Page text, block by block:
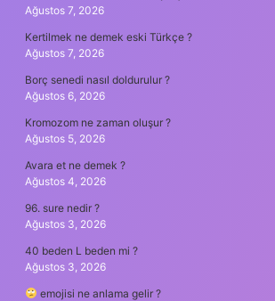
Ağustos 7, 2026
Kertilmek ne demek eski Türkçe ?
Ağustos 7, 2026
Borç senedi nasıl doldurulur ?
Ağustos 6, 2026
Kromozom ne zaman oluşur ?
Ağustos 5, 2026
Avara et ne demek ?
Ağustos 4, 2026
96. sure nedir ?
Ağustos 3, 2026
40 beden L beden mi ?
Ağustos 3, 2026
emojisi ne anlama gelir ?